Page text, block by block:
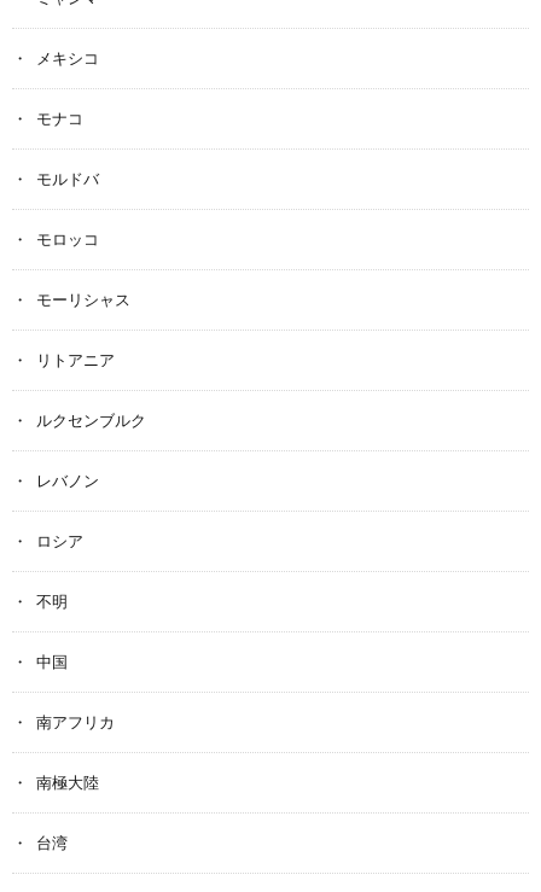
メキシコ
モナコ
モルドバ
モロッコ
モーリシャス
リトアニア
ルクセンブルク
レバノン
ロシア
不明
中国
南アフリカ
南極大陸
台湾